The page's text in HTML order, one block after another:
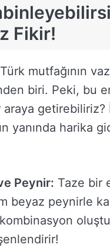
Fikir!
mutfağının
biri. Peki, bu
getirebiliriz?
yanında harika
Peynir: Taze bir
beyaz peynirle